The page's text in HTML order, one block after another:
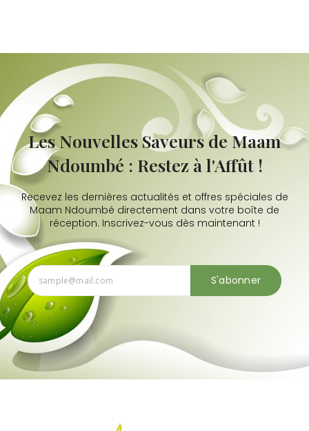
Les Nouvelles Saveurs de Maam
Ndoumbé : Restez à l'Affût !
Recevez les dernières actualités et offres spéciales de
Maam Ndoumbé directement dans votre boîte de
réception. Inscrivez-vous dès maintenant !
S'abonner